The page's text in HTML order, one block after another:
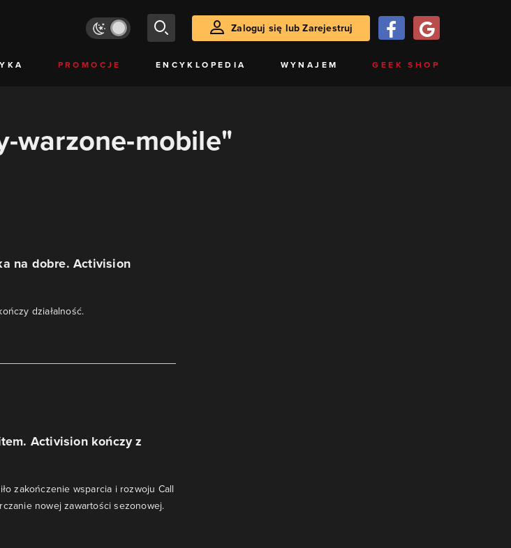
Zaloguj się lub Zarejestruj
PROMOCJE ENCYKLOPEDIA WYNAJEM GEEK SHOP
warzone-mobile"
na dobre. Activision
działalność.
Activision kończy z
zakończenie wsparcia i rozwoju Call
nowej zawartości sezonowej.